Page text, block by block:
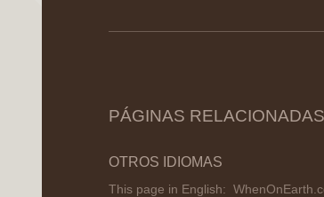
PÁGINAS
OTROS IDIOMAS
This page in English: